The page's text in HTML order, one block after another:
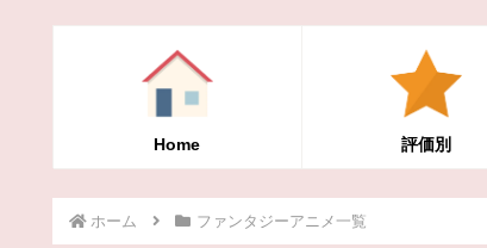
Home 評価別
ホーム ファンタジーアニメ一覧